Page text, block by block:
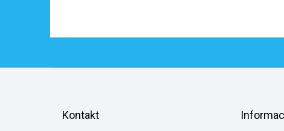
Kontakt